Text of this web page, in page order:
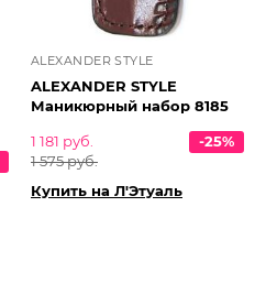
ALEXANDER STYLE
ALEXANDER STYLE
Маникюрный набор 8185
1 181 руб.
1 575 руб.
-25%
Купить на Л'Этуаль